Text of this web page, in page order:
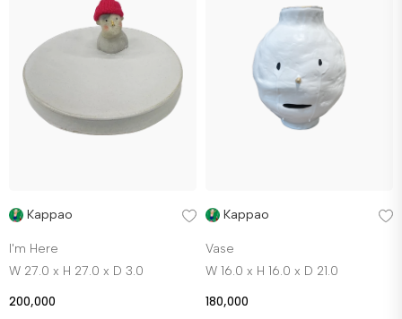
Kappao
I'm Here
W 27.0 x H 27.0 x D 3.0
200,000
Kappao
Vase
W 16.0 x H 16.0 x D 21.0
180,000